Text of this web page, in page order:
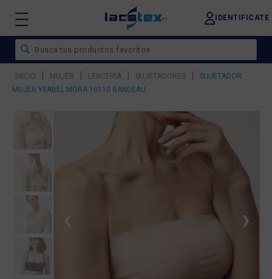
IDENTIFICATE
INICIO | MUJER | LENCERIA | SUJETADORES |
SUJETADOR
MUJER YSABEL MORA 10110 BANDEAU
❮ ❯